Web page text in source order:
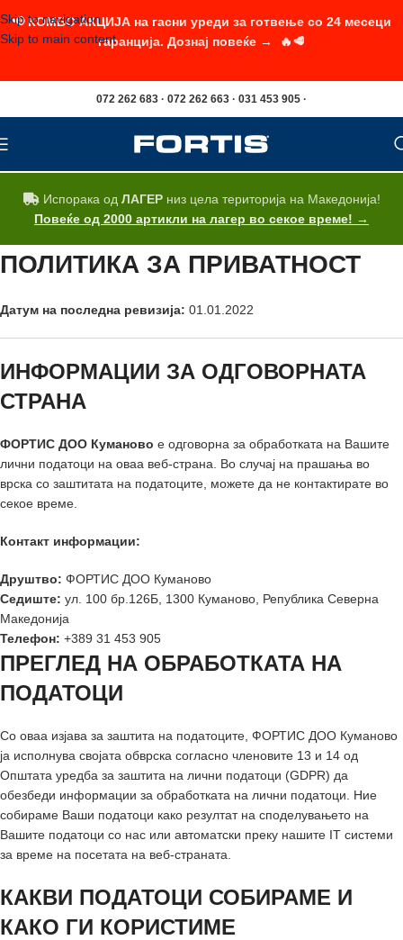
Skip to navigation
Skip to main content
072 262 683 · 072 262 663 · 031 453 905 ·
Испорака од ЛАГЕРниз цела територија на Македонија!
Повеќе од 2000 артикли на лагер во секое време! →
ПОЛИТИКА ЗА ПРИВАТНОСТ
Датум на последна ревизија: 01.01.2022
ИНФОРМАЦИИ ЗА ОДГОВОРНАТА
СТРАНА
ФОРТИС ДОО Куманово е одговорна за обработката на Вашите
лични податоци на оваа веб-страна. Во случај на прашања во
врска со заштитата на податоците, можете да не контактирате во
секое време.
Контакт информации:
Друштво: ФОРТИС ДОО Куманово
Седиште: ул. 100 бр.126Б, 1300 Куманово, Република Северна
Македонија
Телефон: +389 31 453 905
ПРЕГЛЕД НА ОБРАБОТКАТА НА
ПОДАТОЦИ
Со оваа изјава за заштита на податоците, ФОРТИС ДОО Куманово
ја исполнува својата обврска согласно членовите 13 и 14 од
Општата уредба за заштита на лични податоци (GDPR) да
обезбеди информации за обработката на лични податоци. Ние
собираме Ваши податоци како резултат на споделувањето на
Вашите податоци со нас или автоматски преку нашите IT системи
за време на посетата на веб-страната.
КАКВИ ПОДАТОЦИ СОБИРАМЕ И
КАКО ГИ КОРИСТИМЕ
📢 КОМБО АКЦИЈА на гасни уреди за готвење со 24 месеци
гаранција. Дознај повеќе → 🔥🥩